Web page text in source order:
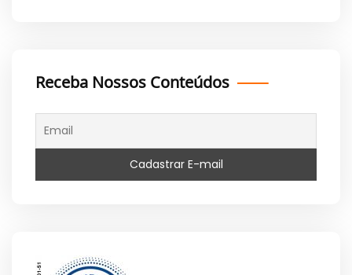
Receba Nossos Conteúdos